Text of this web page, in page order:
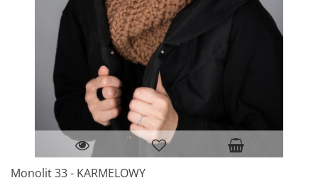
Monolit 33 - KARMELOWY